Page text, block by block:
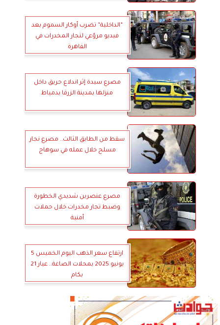
”الداخلية” تضرب أوكار السموم بعد
فيديو مروّعي لتجار المخدرات في
القاهرة
مصرع سيدة إثر اندلاع حريق داخل
منزلها بمدينة الزرقا بدمياط
سقط من الطابق الثالث.. مصرع نجار
مسلح خلال عمله في سوهاج
مصرع عنصرين شديدي الخطورة
وضبط تجار مخدرات خلال حملات
أمنية
ارتفاع سعر الذهب اليوم الخميس 5
يونيو 2025 بمحلات الصاغة.. عيار 21
بكام